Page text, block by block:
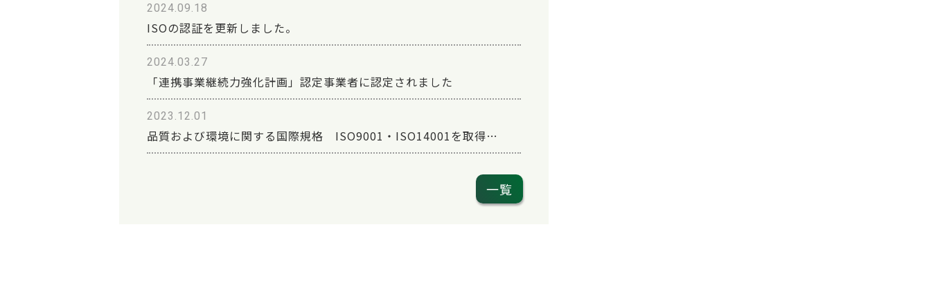
2024.09.18
ISOの認証を更新しました。
2024.03.27
「連携事業継続力強化計画」認定事業者に認定されました
2023.12.01
品質および環境に関する国際規格 ISO9001・ISO14001を取得しました
一覧